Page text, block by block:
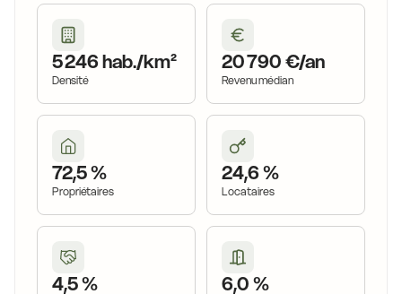
5 246 hab./km²
Densité
20 790 €/an
Revenu médian
72,5 %
Propriétaires
24,6 %
Locataires
4,5 % 6,0 %